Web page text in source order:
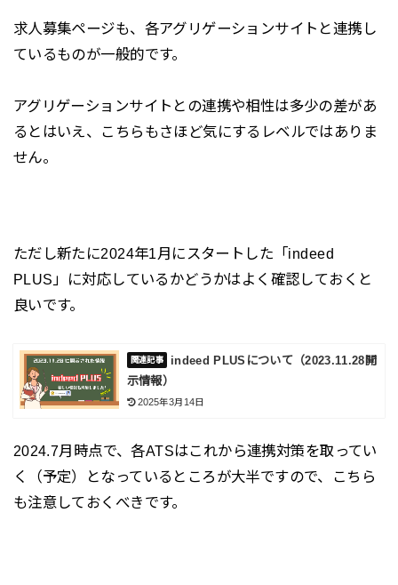
求人募集ページも、各アグリゲーションサイトと連携し
ているものが一般的です。
アグリゲーションサイトとの連携や相性は多少の差があ
るとはいえ、こちらもさほど気にするレベルではありま
せん。
ただし新たに2024年1月にスタートした「indeed
PLUS」に対応しているかどうかはよく確認しておくと
良いです。
indeed PLUSについて（2023.11.28開
示情報）
2025年3月14日
2024.7月時点で、各ATSはこれから連携対策を取ってい
く（予定）となっているところが大半ですので、こちら
も注意しておくべきです。